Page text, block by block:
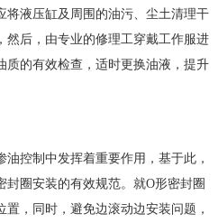
将液压缸及周围的油污、尘土清理干
然后，由专业的修理工穿戴工作服进
质的有效检查，适时更换油液，提升
控制中发挥着重要作用，基于此，
圈安装的有效规范。就O形密封圈
，同时，避免边滚动边安装问题，